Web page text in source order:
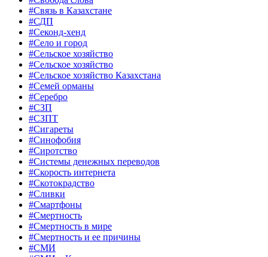
#Связь в Казахстане
#СДП
#Секонд-хенд
#Село и город
#Сельское хозяйство
#Сельское хозяйство
#Сельское хозяйство Казахстана
#Семей орманы
#Серебро
#СЗП
#СЗПТ
#Сигареты
#Синофобия
#Сиротство
#Системы денежных переводов
#Скорость интернета
#Скотокрадство
#Сливки
#Смартфоны
#Смертность
#Смертность в мире
#Смертность и ее причины
#СМИ